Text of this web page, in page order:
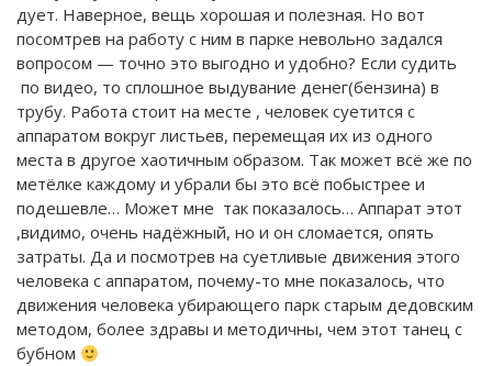
дует. Наверное, вещь хорошая и полезная. Но вот
посомтрев на работу с ним в парке невольно задался
вопросом — точно это выгодно и удобно? Если судить
по видео, то сплошное выдувание денег(бензина) в
трубу. Работа стоит на месте , человек суетится с
аппаратом вокруг листьев, перемещая их из одного
места в другое хаотичным образом. Так может всё же по
метёлке каждому и убрали бы это всё побыстрее и
подешевле… Может мне так показалось… Аппарат этот
,видимо, очень надёжный, но и он сломается, опять
затраты. Да и посмотрев на суетливые движения этого
человека с аппаратом, почему-то мне показалось, что
движения человека убирающего парк старым дедовским
методом, более здравы и методичны, чем этот танец с
бубном